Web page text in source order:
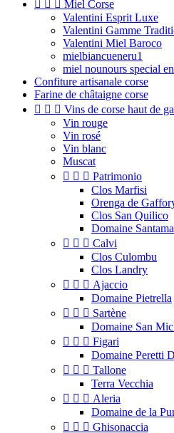
   Miel Corse
Valentini Esprit Luxe
Valentini Gamme
Valentini Miel Baroco
mielbiancueneru1
miel nounours special
Confiture artisanale corse
Farine de châtaigne corse
   Vins de corse haut de
Vin rouge
Vin rosé
Vin blanc
Muscat
   Patrimonio
Clos Marfisi
Orenga de
Clos San Quilico
Domaine
   Calvi
Clos Culombu
Clos Landry
   Ajaccio
Domaine Pietrella
   Sartène
Domaine San
   Figari
Domaine Peretti
   Tallone
Terra Vecchia
   Aleria
Domaine de la
   Ghisonaccia